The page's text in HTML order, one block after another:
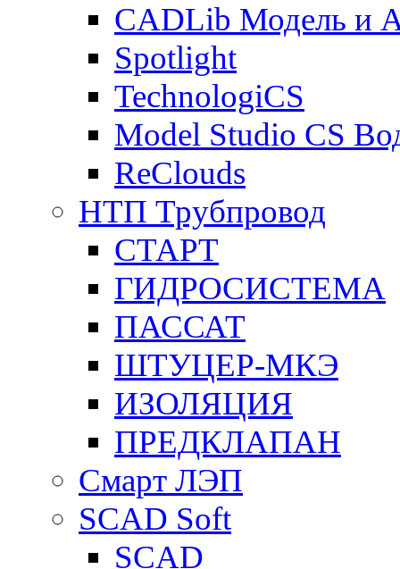
CADLib Модель и
Spotlight
TechnologiCS
Model Studio CS
ReClouds
НТП Трубпровод
СТАРТ
ГИДРОСИСТЕМА
ПАССАТ
ШТУЦЕР-МКЭ
ИЗОЛЯЦИЯ
ПРЕДКЛАПАН
Смарт ЛЭП
SCAD Soft
SCAD